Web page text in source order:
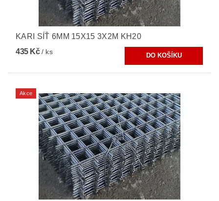
KARI SÍŤ 6MM 15X15 3X2M KH20
435 Kč/ ks
Akce